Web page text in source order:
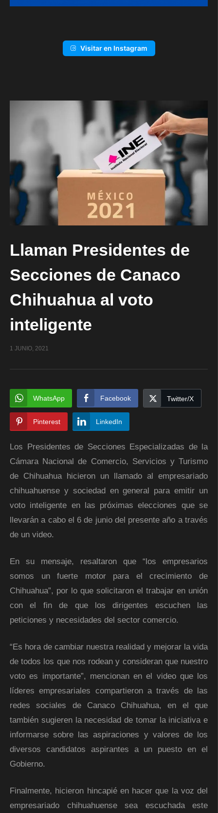
Visitar en Instagram
Llaman Presidentes de
Secciones de Canaco
Chihuahua al voto
inteligente
1 JUNIO, 2021
WhatsApp Facebook Twitter/X
Pinterest LinkedIn
Los Presidentes de Secciones Especializadas de la
Cámara Nacional de Comercio, Servicios y Turismo
de Chihuahua hicieron un llamado al empresariado
chihuahuense y sociedad en general para emitir un
voto inteligente en las próximas elecciones que se
llevarán a cabo el 6 de junio del presente año a través
de un video.
En su mensaje, resaltaron que “los empresarios
somos un fuerte motor para el crecimiento de
Chihuahua”, por lo que solicitaron el trabajar en unión
con el fin de que los dirigentes escuchen las
peticiones y necesidades del sector comercio.
“Es hora de cambiar nuestra realidad y mejorar la vida
de todos los que nos rodean y consideran que nuestro
voto es importante”, mencionan en el video que los
líderes empresariales compartieron a través de las
redes sociales de Canaco Chihuahua, en el que
también sugieren la necesidad de tomar la iniciativa e
informarse sobre las aspiraciones y valores de los
diversos candidatos aspirantes a un puesto en el
Gobierno.
Finalmente, hicieron hincapié en hacer que la voz del
empresariado chihuahuense sea escuchada este